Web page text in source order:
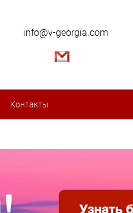
info@v-georgia.com
Контакты